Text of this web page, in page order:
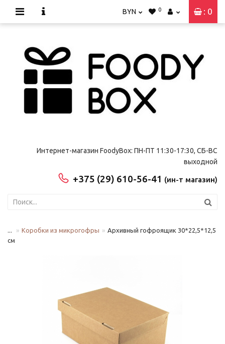
: 0
BYN 0
Интернет-магазин FoodyBox: ПН-ПТ 11:30-17:30, СБ-ВС
выходной
+375 (29) 610-56-41 (ин-т магазин)
... Коробки из микрогофры
Архивный гофроящик 30*22,5*12,5
см